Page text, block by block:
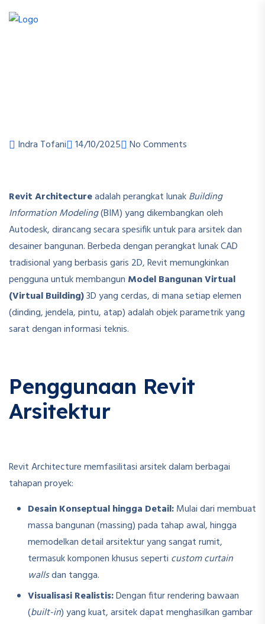
Indra Tofani 14/10/2025 No Comments
Revit Architectureadalah perangkat lunakBuilding
Information Modeling(BIM) yang dikembangkan oleh
Autodesk, dirancang secara spesifik untuk para arsitek dan
desainer bangunan. Berbeda dengan perangkat lunak CAD
tradisional yang berbasis garis 2D, Revit memungkinkan
pengguna untuk membangun Model Bangunan Virtual
(Virtual Building)3D yang cerdas, di mana setiap elemen
(dinding, jendela, pintu, atap) adalah objek parametrik yang
sarat dengan informasi teknis.
Penggunaan Revit
Arsitektur
Revit Architecture memfasilitasi arsitek dalam berbagai
tahapan proyek:
Desain Konseptual hingga Detail:Mulai dari membuat
massa bangunan (massing) pada tahap awal, hingga
memodelkan detail arsitektur yang sangat rumit,
termasuk komponen khusus seperti custom curtain
wallsdan tangga.
Visualisasi Realistis:Dengan fitur rendering bawaan
(built-in) yang kuat, arsitek dapat menghasilkan gambar